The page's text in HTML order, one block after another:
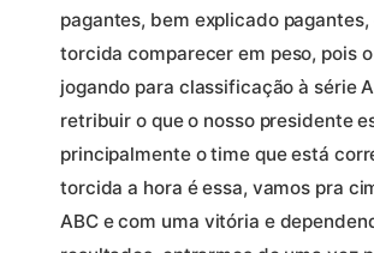
pagantes, bem explicado pagantes,
torcida comparecer em peso, pois
jogando para classificação à série
retribuir o que o nosso presidente
principalmente o time que está
torcida a hora é essa, vamos pra
ABC e com uma vitória e